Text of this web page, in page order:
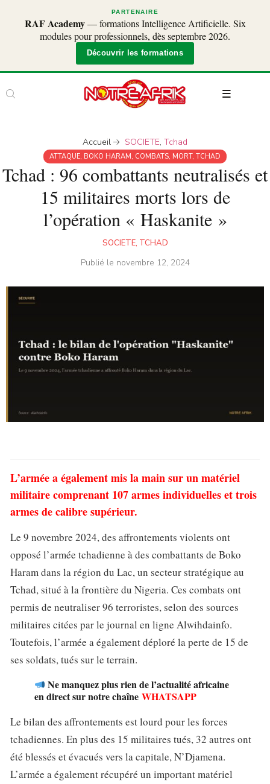
PARTENAIRE
RAF Academy— formations Intelligence Artificielle. Six
modules pour professionnels, dès septembre 2026.
Découvrir les formations
Accueil SOCIETE, Tchad
ATTAQUE, BOKO HARAM, COMBATS, MORT, TCHAD
Tchad : 96 combattants neutralisés et
15 militaires morts lors de
l’opération « Haskanite »
SOCIETE, TCHAD
Publié le novembre 12, 2024
L’armée a également mis la main sur un matériel
militaire comprenant 107 armes individuelles et trois
armes de calibre supérieur.
Le 9 novembre 2024, des affrontements violents ont
opposé l’armée tchadienne à des combattants de Boko
Haram dans la région du Lac, un secteur stratégique au
Tchad, situé à la frontière du Nigeria. Ces combats ont
permis de neutraliser 96 terroristes, selon des sources
militaires citées par le journal en ligne Alwihdainfo.
Toutefois, l’armée a également déploré la perte de 15 de
ses soldats, tués sur le terrain.
Ne manquez plus rien de l’actualité africaine
en direct sur notre chaîne WHATSAPP
Le bilan des affrontements est lourd pour les forces
tchadiennes. En plus des 15 militaires tués, 32 autres ont
été blessés et évacués vers la capitale, N’Djamena.
L’armée a également récupéré un important matériel